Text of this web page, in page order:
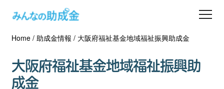
助成金を探す
士業の方へ
Home/ 助成金情報 / 大阪府福祉基金地域福祉振興助成金
大阪府福祉基金地域福祉振興助
成金